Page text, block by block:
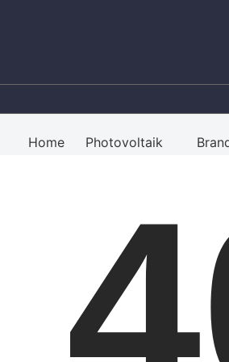
Home Photovoltaik